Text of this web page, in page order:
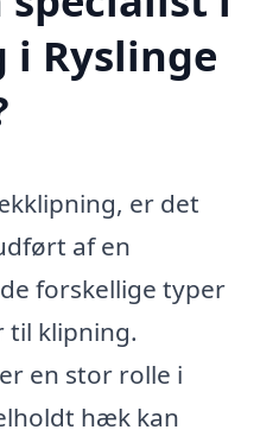
Ryslinge
er det
af en
forskellige typer
til klipning.
en stor rolle i
hæk kan